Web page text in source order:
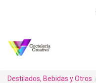
Destilados, Bebidas y Otros